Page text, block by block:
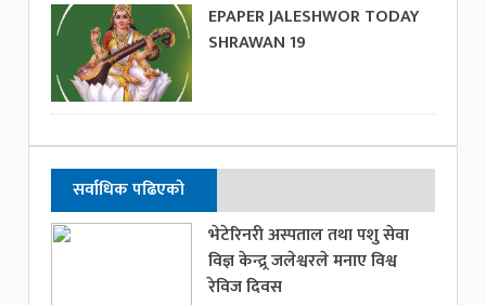
EPAPER JALESHWOR TODAY
SHRAWAN 19
सर्वाधिक पढिएको
भेटेरिनरी अस्पताल तथा पशु सेवा
विज्ञ केन्द्र्र जलेश्वरले मनाए विश्व
रेविज दिवस